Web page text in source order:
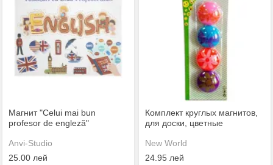
Магнит "Celui mai bun
profesor de engleză"
Anvi-Studio
25.00 лей
Комплект круглых магнитов,
для доски, цветные
New World
24.95 лей